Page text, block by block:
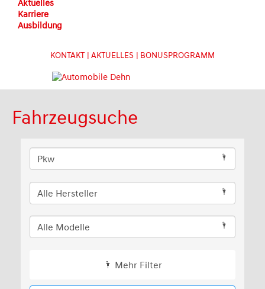
Aktuelles
Karriere
Ausbildung
KONTAKT | AKTUELLES | BONUSPROGRAMM
Fahrzeugsuche
Mehr Filter